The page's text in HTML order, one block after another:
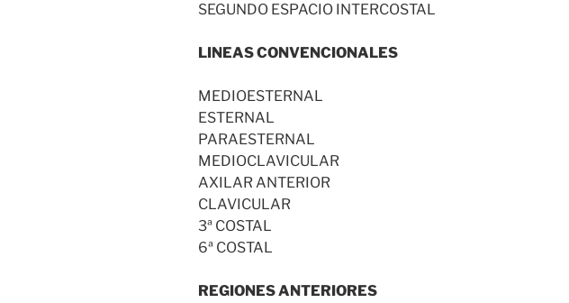
SEGUNDO ESPACIO INTERCOSTAL
LINEAS CONVENCIONALES
MEDIOESTERNAL
ESTERNAL
PARAESTERNAL
MEDIOCLAVICULAR
AXILAR ANTERIOR
CLAVICULAR
3ª COSTAL
6ª COSTAL
REGIONES ANTERIORES